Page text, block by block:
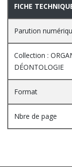
FICHE
Parution
Collection :
DÉONTOLOGIE
Format
Nbre de page